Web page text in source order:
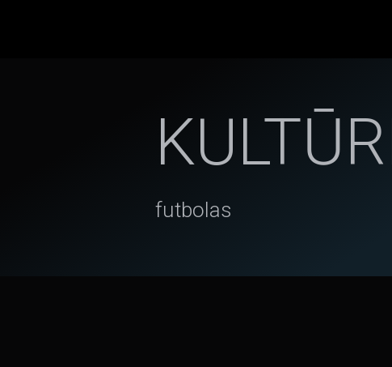
futbolas